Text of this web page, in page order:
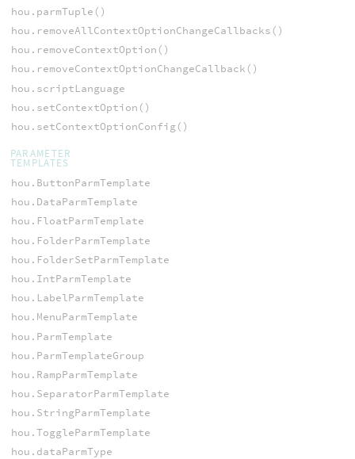
hou.parmTuple()
hou.removeAllContextOptionChangeCallbacks()
hou.removeContextOption()
hou.removeContextOptionChangeCallback()
hou.scriptLanguage
hou.setContextOption()
hou.setContextOptionConfig()
PARAMETER
TEMPLATES
hou.ButtonParmTemplate
hou.DataParmTemplate
hou.FloatParmTemplate
hou.FolderParmTemplate
hou.FolderSetParmTemplate
hou.IntParmTemplate
hou.LabelParmTemplate
hou.MenuParmTemplate
hou.ParmTemplate
hou.ParmTemplateGroup
hou.RampParmTemplate
hou.SeparatorParmTemplate
hou.StringParmTemplate
hou.ToggleParmTemplate
hou.dataParmType